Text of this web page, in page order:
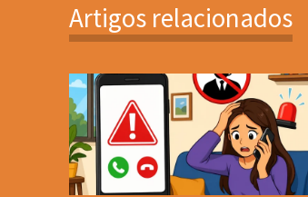
Artigos relacionados